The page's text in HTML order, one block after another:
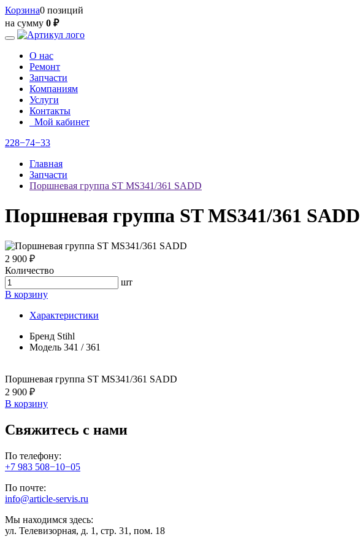
Корзина0 позиций
на сумму 0 ₽
О нас
Ремонт
Запчасти
Компаниям
Услуги
Контакты
Мой кабинет
228−74−33
Главная
Запчасти
Поршневая группа ST MS341/361 SADD
Поршневая группа ST MS341/361 SADD
2 900 ₽
Количество
шт
В корзину
Характеристики
Бренд Stihl
Модель 341 / 361
Поршневая группа ST MS341/361 SADD
2 900 ₽
В корзину
Свяжитесь с нами
По телефону:
+7 983 508−10−05
По почте:
info@article-servis.ru
Мы находимся здесь:
ул. Телевизорная, д. 1, стр. 31, пом. 18